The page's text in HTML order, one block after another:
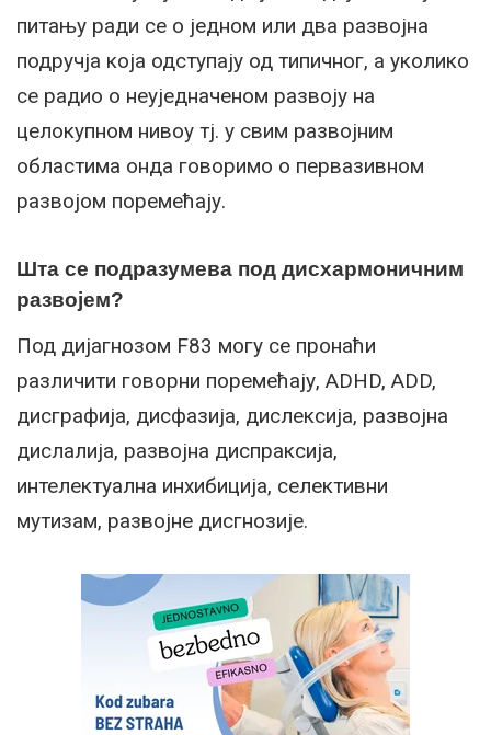
питању ради се о једном или два развојна
подручја која одступају од типичног, а уколико
се радио о неуједначеном развоју на
целокупном нивоу тј. у свим развојним
областима онда говоримо о первазивном
развојом поремећају.
Шта се подразумева под дисхармоничним
развојем?
Под дијагнозом F83 могу се пронаћи
различити говорни поремећају, АDHD, АDD,
дисграфија, дисфазија, дислексија, развојна
дислалија, развојна диспраксија,
интелектуална инхибиција, селективни
мутизам, развојне дисгнозије.